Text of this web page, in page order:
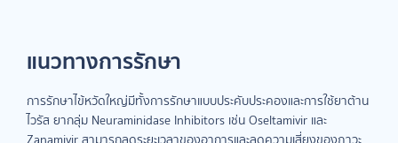
แนวทางการรักษา
การรักษาไข้หวัดใหญ่มีทั้งการรักษาแบบประคับประคองและการใช้ยาต้าน
ไวรัส ยากลุ่ม Neuraminidase Inhibitors เช่น Oseltamivir และ